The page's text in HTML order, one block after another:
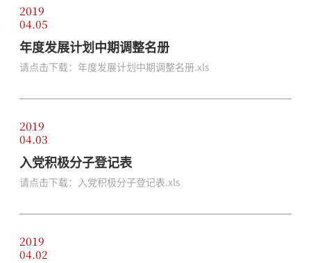
2019
04.05
年度发展计划中期调整名册
请点击下载：年度发展计划中期调整名册.xls
2019
04.03
入党积极分子登记表
请点击下载：入党积极分子登记表.xls
2019
04.02